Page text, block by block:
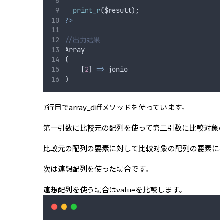
print_r($result);
?>
//出力結果
Array
(
    [
2] => jonio
)
7行目でarray_diffメソッドを使っています。
第一引数に比較元の配列を使って第二引数に比較対象
比較元の配列の要素に対して比較対象の配列の要素
次は連想配列を使った場合です。
連想配列を使う場合はvalueを比較します。